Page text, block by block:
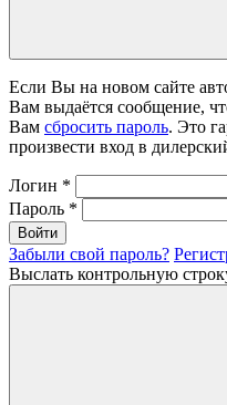
Если Вы на новом сайте
Вам выдаётся сообщение,
Вам сбросить пароль. Это
произвести вход в
Логин *
Пароль *
Войти
Забыли свой пароль?
Выслать контрольную